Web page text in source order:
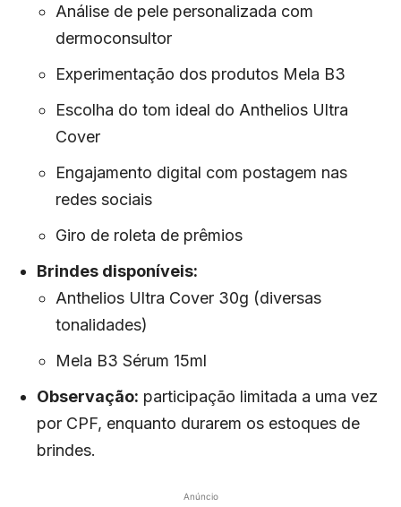
Análise de pele personalizada com
dermoconsultor
Experimentação dos produtos Mela B3
Escolha do tom ideal do Anthelios Ultra
Cover
Engajamento digital com postagem nas
redes sociais
Giro de roleta de prêmios
Brindes disponíveis:
Anthelios Ultra Cover 30g (diversas
tonalidades)
Mela B3 Sérum 15ml
Observação: participação limitada a uma vez
por CPF, enquanto durarem os estoques de
brindes.
Anúncio